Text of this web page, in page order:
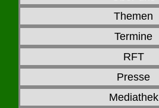
Themen
Termine
RFT
Presse
Mediathek